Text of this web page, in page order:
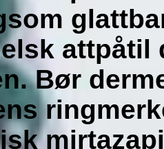
attpåtil
Bør